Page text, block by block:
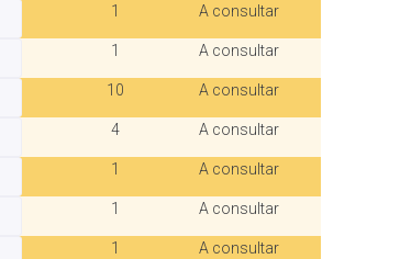
1 A consultar
1 A consultar
10 A consultar
4 A consultar
1 A consultar
1 A consultar
1 A consultar